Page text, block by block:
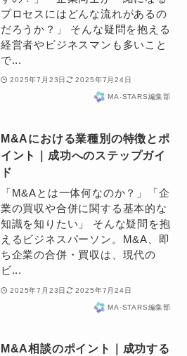
プロセスにはどんな流れがあるの
だろうか？」 そんな疑問を抱える
経営者やビジネスマンも多いこと
で...
2025年7月23日 2025年7月24日
MA-STARS編集部
M&Aにおける業種別の特徴とポ
イント｜成功へのステップガイ
ド
「M&Aとは一体何なのか？」「企
業の買収や合併に関する基本的な
知識を知りたい」 そんな疑問を抱
えるビジネスパーソン。M&A、即
ち企業の合併・買収は、現代の
ビ...
2025年7月23日 2025年7月24日
MA-STARS編集部
M&A相談のポイント｜成功する